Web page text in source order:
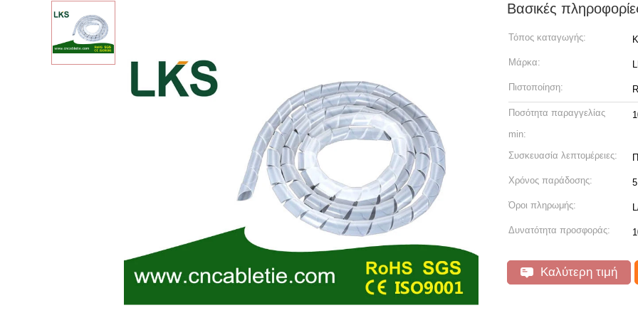
Βασικές
Τόπος καταγωγής:
Μάρκα:
Πιστοποίηση:
Ποσότητα παραγγελίας
min:
Συσκευασία λεπτομέρειες:
Χρόνος παράδοσης:
Όροι πληρωμής:
Δυνατότητα προσφοράς:
Καλύτερη τιμή